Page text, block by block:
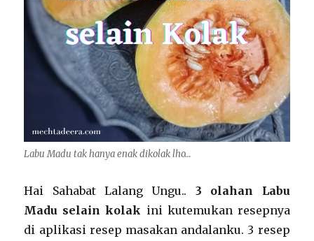
Labu Madu tak hanya enak dikolak lho…
Hai Sahabat Lalang Ungu.. 3 olahan Labu
Madu selain kolak ini kutemukan resepnya
di aplikasi resep masakan andalanku. 3 resep